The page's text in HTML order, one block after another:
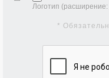
Логотип
*